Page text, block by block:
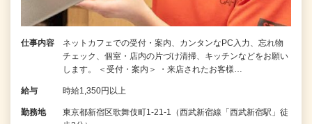
仕事内容
ネットカフェでの受付・案内、カンタンなPC入力、忘れ物
チェック、個室・店内の片づけ清掃、キッチンなどをお願い
します。 ＜受付・案内＞ ・来店されたお客様…
給与 時給1,350円以上
勤務地
東京都新宿区歌舞伎町1-21-1（西武新宿線「西武新宿駅」徒